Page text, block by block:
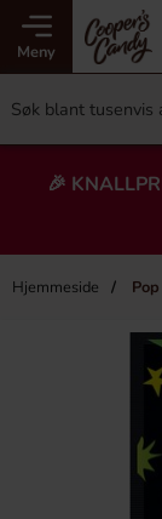
Meny
🎉
Hjemmeside